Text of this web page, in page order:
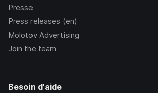
Presse
Press releases (en)
Molotov Advertising
Join the team
Besoin d'aide